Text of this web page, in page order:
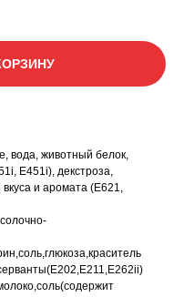
вода, животный белок,
Е451i), декстроза,
и аромата (Е621,